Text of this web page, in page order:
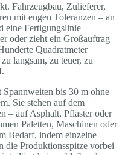
Fahrzeugbau, Zulieferer,
mit engen Toleranzen – an
eine Fertigungslinie
oder zieht ein Großauftrag
Quadratmeter
langsam, zu teuer, zu
bis 30 m ohne
Sie stehen auf dem
– auf Asphalt, Pflaster oder
Paletten, Maschinen oder
Bedarf, indem einzelne
die Produktionsspitze vorbei